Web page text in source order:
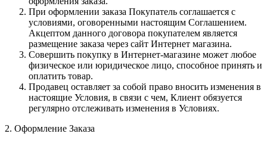
При оформлении заказа Покупатель соглашается с
условиями, оговоренными настоящим Соглашением.
Акцептом данного договора покупателем является
размещение заказа через сайт Интернет магазина.
Совершить покупку в Интернет-магазине может любое
физическое или юридическое лицо, способное принять и
оплатить товар.
Продавец оставляет за собой право вносить изменения в
настоящие Условия, в связи с чем, Клиент обязуется
регулярно отслеживать изменения в Условиях.
2. Оформление Заказа